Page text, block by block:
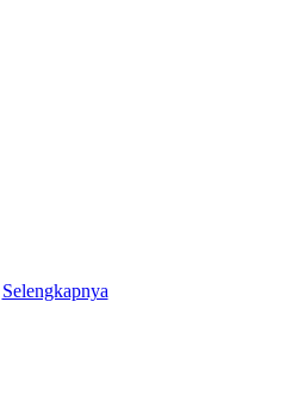
Selengkapnya